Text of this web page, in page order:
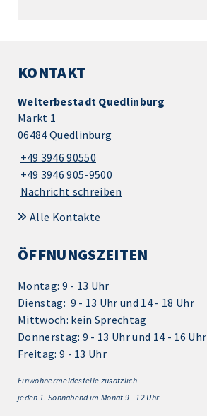
KONTAKT
Welterbestadt Quedlinburg
Markt 1
06484 Quedlinburg
+49 3946 90550
+49 3946 905-9500
Nachricht schreiben
Alle Kontakte
ÖFFNUNGSZEITEN
Montag: 9 - 13 Uhr
Dienstag: 9 - 13 Uhr und 14 - 18 Uhr
Mittwoch: kein Sprechtag
Donnerstag: 9 - 13 Uhr und 14 - 16 Uhr
Freitag: 9 - 13 Uhr
Einwohnermeldestelle zusätzlich
jeden 1. Sonnabend im Monat 9 - 12 Uhr